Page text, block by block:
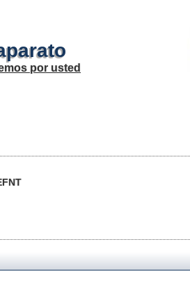
por usted